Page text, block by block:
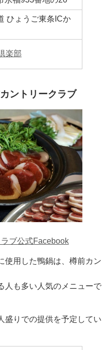
ひょうご東条ICか
楽部
ントリークラブ
ブ公式Facebook
使用した鴨鍋は、樽前カン
人も多い人気のメニューで
盛りでの提供を予定してい